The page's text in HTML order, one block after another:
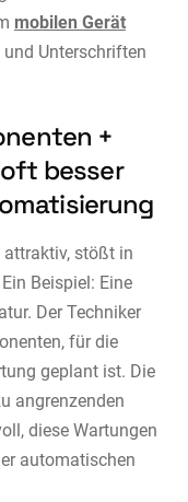
mobilen Gerät
Unterschriften
+
besser
stößt in
Beispiel: Eine
Der Techniker
für die
geplant ist. Die
angrenzenden
diese Wartungen
automatischen